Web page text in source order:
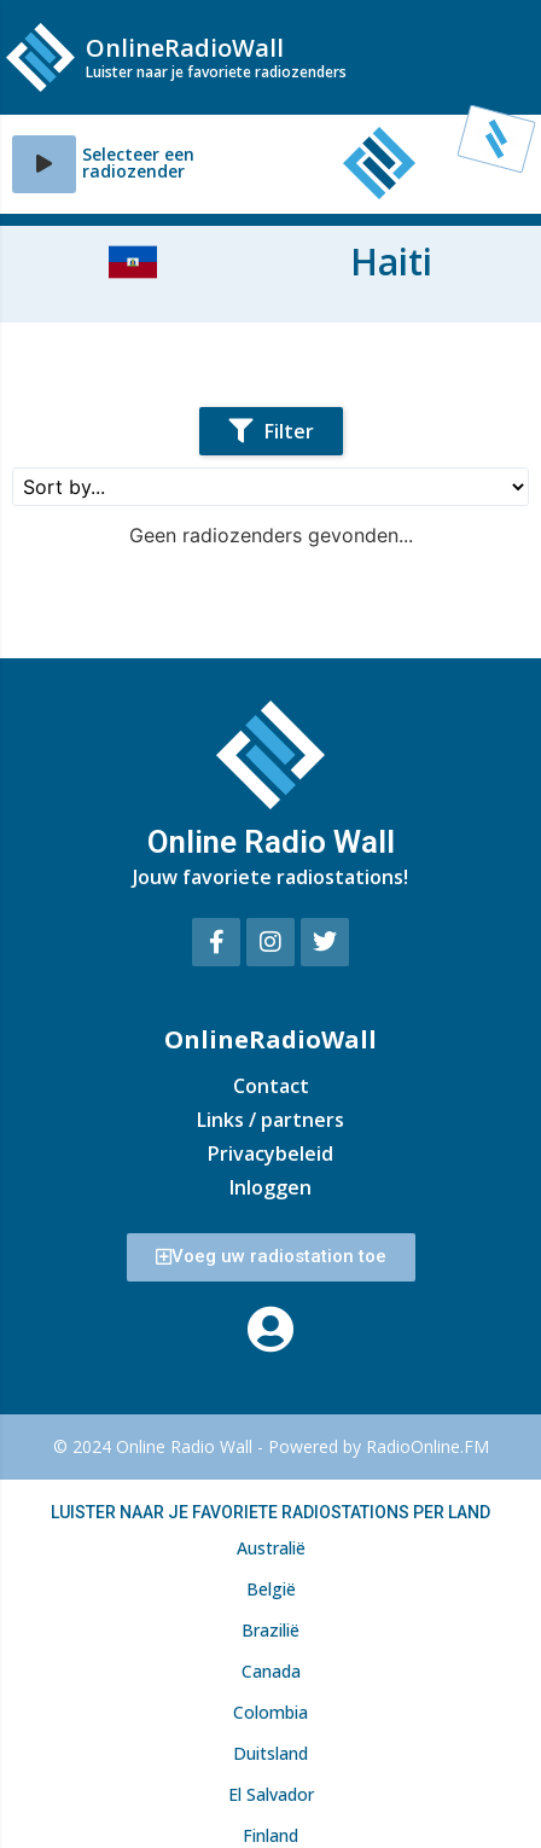
OnlineRadioWall
Luister naar je favoriete radiozenders
Selecteer een
radiozender
Haiti
Filter
Geen radiozenders gevonden...
Online Radio Wall
Jouw favoriete radiostations!
OnlineRadioWall
Contact
Links / partners
Privacybeleid
Inloggen
Voeg uw radiostation toe
© 2024 Online Radio Wall - Powered by RadioOnline.FM
LUISTER NAAR JE FAVORIETE RADIOSTATIONS PER LAND
Australië
België
Brazilië
Canada
Colombia
Duitsland
El Salvador
Finland